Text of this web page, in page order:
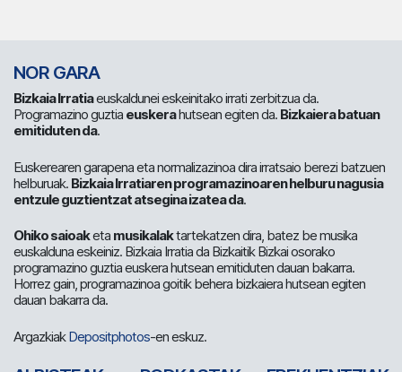
NOR GARA
Bizkaia Irratiaeuskaldunei eskeinitako irrati zerbitzua da.
Programazino guztia euskerahutsean egiten da. Bizkaiera batuan
emitiduten da.
Euskerearen garapena eta normalizazinoa dira irratsaio berezi batzuen
helburuak. Bizkaia Irratiaren programazinoaren helburu nagusia
entzule guztientzat atsegina izatea da.
Ohiko saioaketa musikalaktartekatzen dira, batez be musika
euskalduna eskeiniz. Bizkaia Irratia da Bizkaitik Bizkai osorako
programazino guztia euskera hutsean emitiduten dauan bakarra.
Horrez gain, programazinoa goitik behera bizkaiera hutsean egiten
dauan bakarra da.
ArgazkiakDepositphotos-en eskuz.